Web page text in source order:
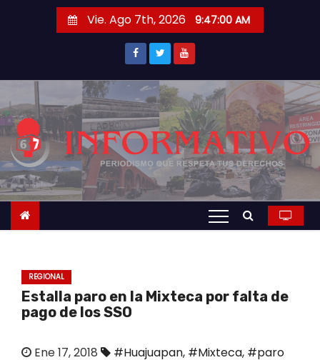
r
a
c
o
t
Vie. Ago 7th, 2026 9:47:01 AM
REGIONAL
Estalla paro en la Mixteca por falta de
pago de los SSO
Ene 17, 2018 #Huajuapan, #Mixteca, #paro